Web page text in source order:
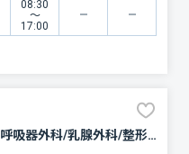
08:30
〜
17:00
内科/消化器科/外科/脳神経外科/呼吸器外科/乳腺外科/整形外科/小児科/小児外科/産婦人科/眼科/耳鼻咽喉科/皮膚科/泌尿器科/精神科・神経科/歯科/矯正歯科/歯科口腔外科/リハビリテーション/放射線科/臨床検査・病理診断/麻酔科